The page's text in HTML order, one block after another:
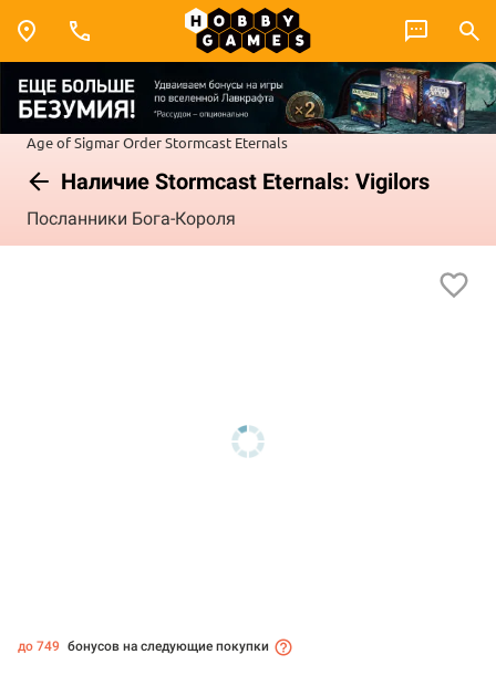
Age of SigmarOrderStormcast Eternals
Наличие Stormcast Eternals: Vigilors
Посланники Бога-Короля
до 749 бонусов на следующие покупки